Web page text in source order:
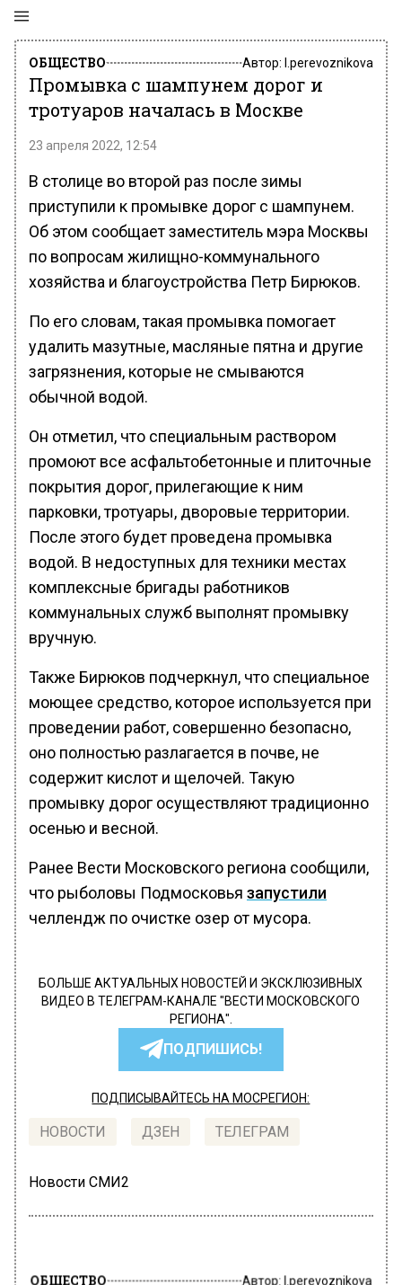
ОБЩЕСТВО Автор: l.perevoznikova
Промывка с шампунем дорог и
тротуаров началась в Москве
23 апреля 2022, 12:54
В столице во второй раз после зимы
приступили к промывке дорог с шампунем.
Об этом сообщает заместитель мэра Москвы
по вопросам жилищно-коммунального
хозяйства и благоустройства Петр Бирюков.
По его словам, такая промывка помогает
удалить мазутные, масляные пятна и другие
загрязнения, которые не смываются
обычной водой.
Он отметил, что специальным раствором
промоют все асфальтобетонные и плиточные
покрытия дорог, прилегающие к ним
парковки, тротуары, дворовые территории.
После этого будет проведена промывка
водой. В недоступных для техники местах
комплексные бригады работников
коммунальных служб выполнят промывку
вручную.
Также Бирюков подчеркнул, что специальное
моющее средство, которое используется при
проведении работ, совершенно безопасно,
оно полностью разлагается в почве, не
содержит кислот и щелочей. Такую
промывку дорог осуществляют традиционно
осенью и весной.
Ранее Вести Московского региона сообщили,
что рыболовы Подмосковья запустили
челлендж по очистке озер от мусора.
БОЛЬШЕ АКТУАЛЬНЫХ НОВОСТЕЙ И ЭКСКЛЮЗИВНЫХ
ВИДЕО В ТЕЛЕГРАМ-КАНАЛЕ "ВЕСТИ МОСКОВСКОГО
РЕГИОНА".
ПОДПИШИСЬ!
ПОДПИСЫВАЙТЕСЬ НА МОСРЕГИОН:
НОВОСТИ ДЗЕН ТЕЛЕГРАМ
Новости СМИ2
ОБЩЕСТВО Автор:l.perevoznikova